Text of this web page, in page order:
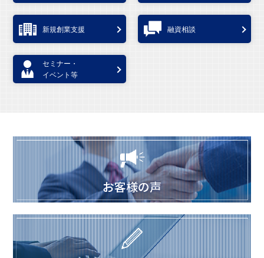
新規創業支援 融資相談
セミナー・
イベント等